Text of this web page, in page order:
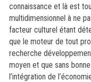
connaissance et là est
multidimensionnel à ne
facteur culturel étant
que le moteur de tout
recherche
moyen et que sans
l’intégration de